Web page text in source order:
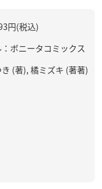
円(税込)
：ボニータコミックス
(著), 橘ミズキ (著著)